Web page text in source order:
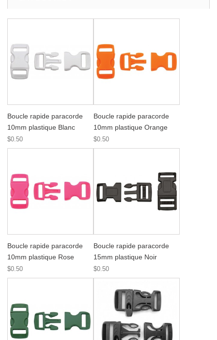
Boucle rapide paracorde
10mm plastique Blanc
$0.50
Boucle rapide paracorde
10mm plastique Orange
$0.50
Boucle rapide paracorde
10mm plastique Rose
$0.50
Boucle rapide paracorde
15mm plastique Noir
$0.50